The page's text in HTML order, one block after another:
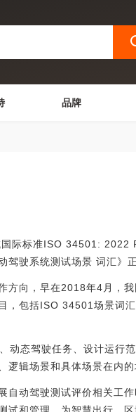
品牌
际标准ISO 34501:
驶系统测试场景 词汇》正
向，早在2018年4月，我
，包括ISO 34501场景词
态驾驶任务、设计运行范
辑场景和具体场景在内的
动驾驶测试评价相关工作